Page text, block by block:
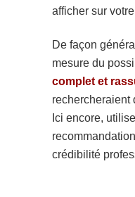
afficher sur
De façon
mesure du
complet et
rechercheraient
Ici encore,
crédibilité